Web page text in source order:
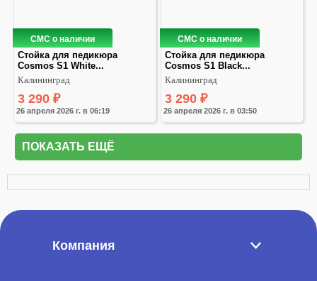
СМС о наличии
26 апреля 2026 г. в 06:19
Стойка для педикюра
Cosmos S1 White...
Калининград
3 290 ₽
СМС о наличии
26 апреля 2026 г. в 03:50
Стойка для педикюра
Cosmos S1 Black...
Калининград
3 290 ₽
ПОКАЗАТЬ ЕЩЁ
Компания